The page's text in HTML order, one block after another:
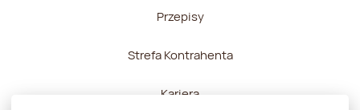
Przepisy
Strefa Kontrahenta
Kariera